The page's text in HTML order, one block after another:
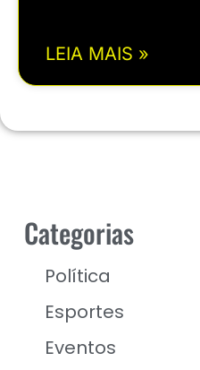
LEIA MAIS »
Categorias
Política
Esportes
Eventos